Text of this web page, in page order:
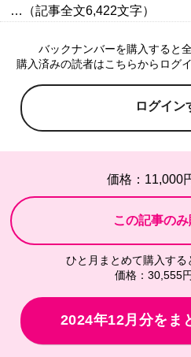
バックナンバーを購入すると
購入済みの読者はこちらからログ
ログイン
価格：11,000
ひと月まとめて購入する
価格：30,555
2024年12月分をま